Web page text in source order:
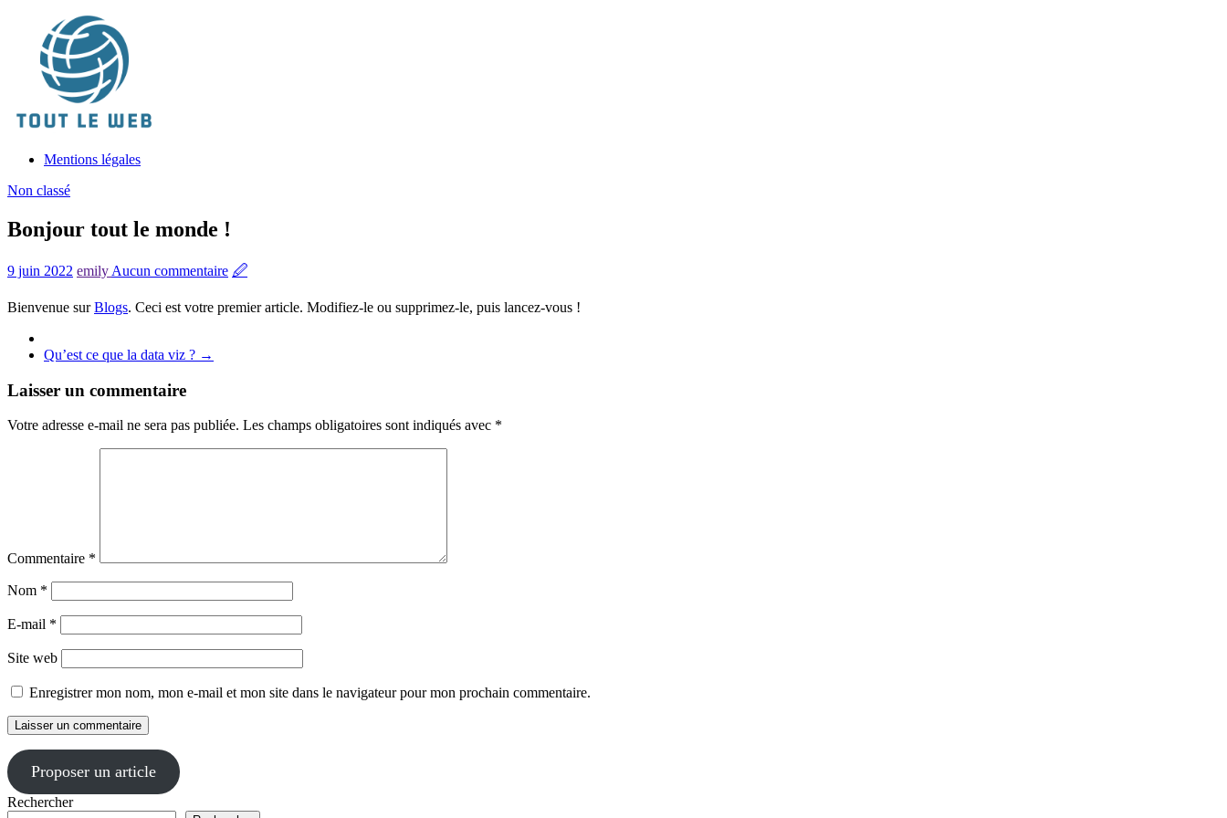
contenu
toutleweb.fr
Toute
du
Mentions légales
Non classé
Bonjour tout le monde !
9 juin 2022 emily Aucun commentaire 🖉
Bienvenue surBlogs. Ceci est votre premier article. Modifiez-le ou supprimez-le, puis lancez-vous !
Qu’est ce que la data viz ? →
Laisser un commentaire
Votre adresse e-mail ne sera pas publiée. Les champs obligatoires sont indiqués avec *
Commentaire *
Nom *
E-mail *
Site web
Enregistrer mon nom, mon e-mail et mon site dans le navigateur pour mon prochain commentaire.
Proposer un article
Rechercher